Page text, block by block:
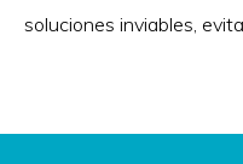
soluciones inviables,